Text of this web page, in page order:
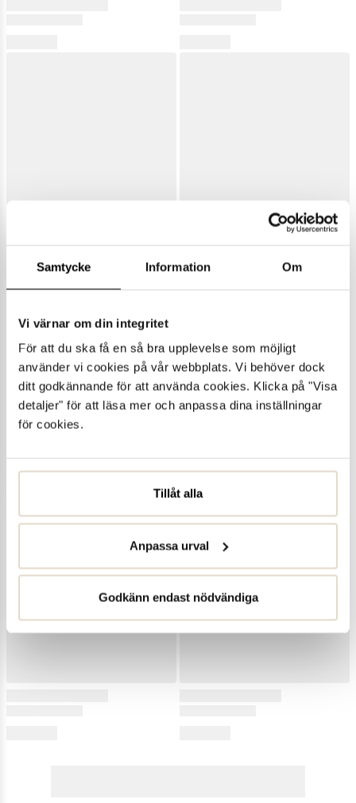
Samtycke Information Om
Vi värnar om din integritet
För att du ska få en så bra upplevelse som möjligt
använder vi cookies på vår webbplats. Vi behöver dock
ditt godkännande för att använda cookies. Klicka på "Visa
detaljer" för att läsa mer och anpassa dina inställningar
för cookies.
Tillåt alla
Anpassa urval
Godkänn endast nödvändiga